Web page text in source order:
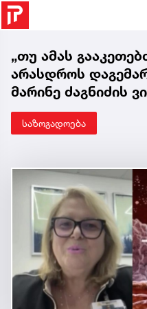
„თუ ამას
არასდროს
მარინე ძაგნიძის
საზოგადოება